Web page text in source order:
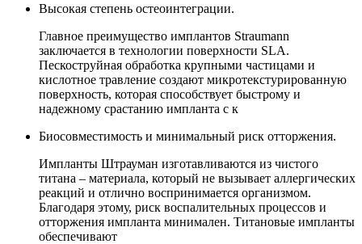
Высокая степень остеоинтеграции.
Главное преимущество имплантов Straumann
заключается в технологии поверхности SLA.
Пескоструйная обработка крупными частицами и
кислотное травление создают микротекстурированную
поверхность, которая способствует быстрому и
надежному срастанию импланта с к
Биосовместимость и минимальный риск отторжения.
Импланты Штрауман изготавливаются из чистого
титана – материала, который не вызывает аллергических
реакций и отлично воспринимается организмом.
Благодаря этому, риск воспалительных процессов и
отторжения импланта минимален. Титановые импланты
обеспечивают